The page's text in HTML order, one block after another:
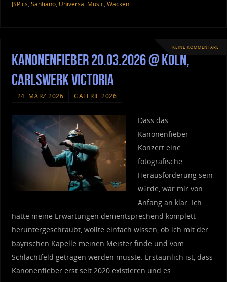
JSPics, Santiano, Universal Music, Wacken
KEINE KOMMENTARE
Kanonenfieber 20.03.2026 @ Köln,
Carlswerk Victoria
24. MÄRZ 2026 GALERIE 2026
Dass das
Kanonenfieber
Konzert eine
fotografische
Herausforderung sein
würde, war mir von
Anfang an klar. Ich
hatte meine Erwartungen dementsprechend komplett
heruntergeschraubt, wollte einfach wissen, ob ich mit der
bayrischen Kapelle meinen Meister finde und vom
Schlachtfeld getragen werden musste. Erstaunlich ist, dass
Kanonenfieber erst seit 2020 existieren und es…